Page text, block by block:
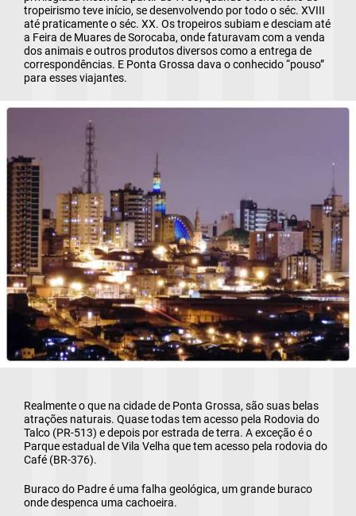
tropeirismo teve início, se desenvolvendo por todo o séc. XVIII
até praticamente o séc. XX. Os tropeiros subiam e desciam até
a Feira de Muares de Sorocaba, onde faturavam com a venda
dos animais e outros produtos diversos como a entrega de
correspondências. E Ponta Grossa dava o conhecido “pouso”
para esses viajantes.
Realmente o que na cidade de Ponta Grossa, são suas belas
atrações naturais. Quase todas tem acesso pela Rodovia do
Talco (PR-513) e depois por estrada de terra. A exceção é o
Parque estadual de Vila Velha que tem acesso pela rodovia do
Café (BR-376).
Buraco do Padre é uma falha geológica, um grande buraco
onde despenca uma cachoeira.
Cadastre-se para salvar seus imóveis
Preencha seu e-mail:*
Cadastrar
a)
c)
d)
f)